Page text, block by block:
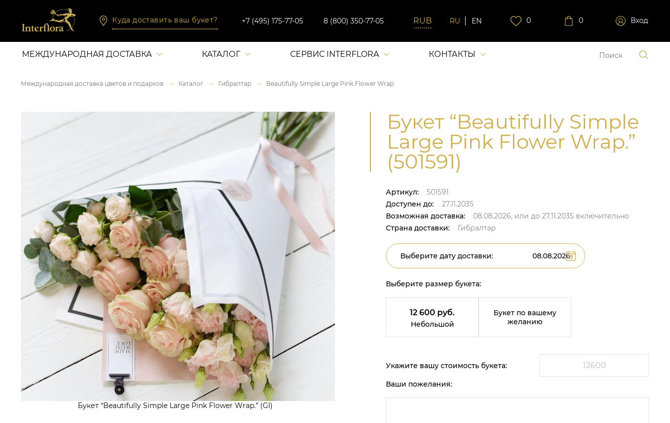
Куда доставить ваш букет? +7 (495) 175-77-05 8 (800) 350-77-05 RU EN 0 0 Вход
МЕЖДУНАРОДНАЯ ДОСТАВКА КАТАЛОГ СЕРВИС INTERFLORA КОНТАКТЫ
Международная доставка цветов и подарков Каталог Гибралтар Beautifully Simple Large Pink Flower Wrap.
Букет “Beautifully Simple Large Pink Flower Wrap.” (GI)
Букет “Beautifully Simple
Large Pink Flower Wrap.”
(501591)
Артикул:
501591
Доступен до:
27.11.2035
Возможная доставка:
08.08.2026, или до 27.11.2035 включительно
Страна доставки:
Гибралтар
Выберите дату доставки:
Выберите размер букета:
12 600 руб.
Небольшой
Букет по вашему
желанию
Укажите вашу стоимость букета:
Ваши пожелания: